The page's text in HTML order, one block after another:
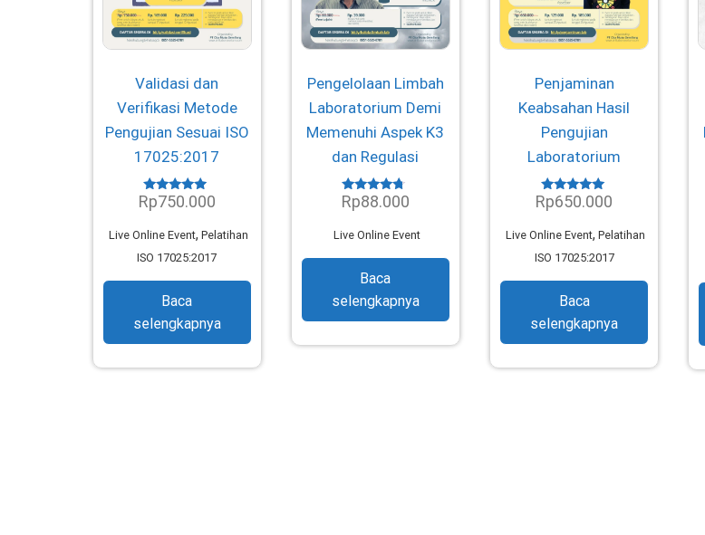
Validasi dan
Verifikasi Metode
Pengujian Sesuai ISO
17025:2017
Dinilai
Rp750.000
Live Online Event, Pelatihan
ISO 17025:2017
Baca
selengkapnya
Pengelolaan Limbah
Laboratorium Demi
Memenuhi Aspek K3
dan Regulasi
Dinilai
Rp88.000
Live Online Event
Baca
selengkapnya
Penjaminan
Keabsahan Hasil
Pengujian
Laboratorium
Dinilai
Rp650.000
Live Online Event, Pelatihan
ISO 17025:2017
Baca
selengkapnya